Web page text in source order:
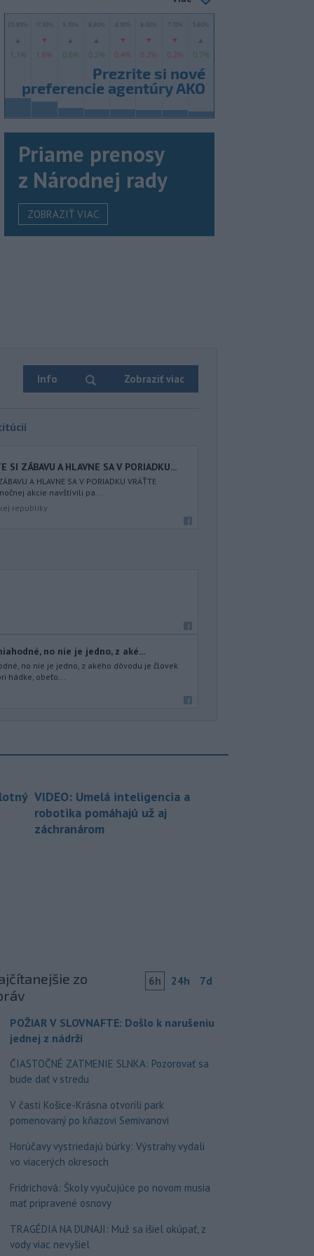
Priame prenosy
z Národnej rady
ZOBRAZIŤ VIAC
Info Zobraziť viac
SI ZÁBAVU A HLAVNE SA V PORIADKU...
A HLAVNE SA V PORIADKU VRÁŤTE
akcie navštívili pa...
republiky
no nie je jedno, z aké...
no nie je jedno, z akého dôvodu je človek
hádke, obeťo...
VIDEO: Umelá inteligencia a
robotika pomáhajú už aj
záchranárom
zo
6h 24h 7d
POŽIAR V SLOVNAFTE: Došlo k narušeniu
jednej z nádrží
ČIASTOČNÉ ZATMENIE SLNKA: Pozorovať sa
bude dať v stredu
V časti Košice-Krásna otvorili park
pomenovaný po kňazovi Semivanovi
Horúčavy vystriedajú búrky: Výstrahy vydali
vo viacerých okresoch
Fridrichová: Školy vyučujúce po novom musia
mať pripravené osnovy
TRAGÉDIA NA DUNAJI: Muž sa išiel okúpať, z
vody viac nevyšiel